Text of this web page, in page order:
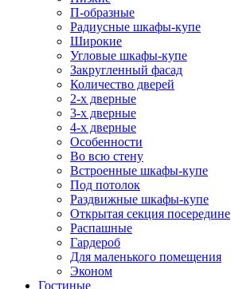
П-образные
Радиусные шкафы-купе
Широкие
Угловые шкафы-купе
Закругленный фасад
Количество дверей
2-х дверные
3-х дверные
4-х дверные
Особенности
Во всю стену
Встроенные шкафы-купе
Под потолок
Раздвижные шкафы-купе
Открытая секция посередине
Распашные
Гардероб
Для маленького помещения
Эконом
Гостиные